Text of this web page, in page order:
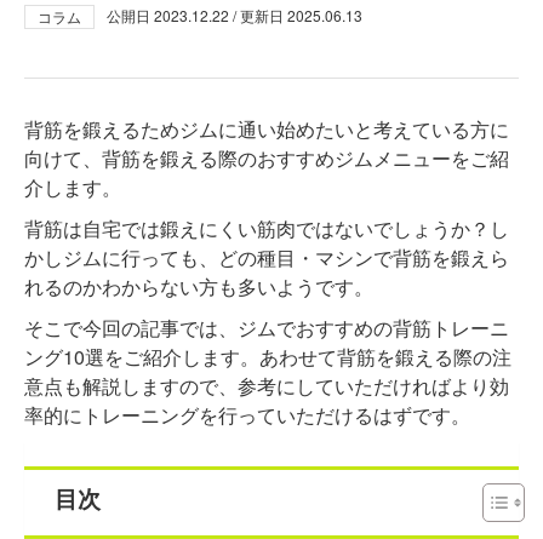
コラム 公開日 2023.12.22 / 更新日 2025.06.13
背筋を鍛えるためジムに通い始めたいと考えている方に
向けて、背筋を鍛える際のおすすめジムメニューをご紹
介します。
背筋は自宅では鍛えにくい筋肉ではないでしょうか？し
かしジムに行っても、どの種目・マシンで背筋を鍛えら
れるのかわからない方も多いようです。
そこで今回の記事では、ジムでおすすめの背筋トレーニ
ング10選をご紹介します。あわせて背筋を鍛える際の注
意点も解説しますので、参考にしていただければより効
率的にトレーニングを行っていただけるはずです。
目次